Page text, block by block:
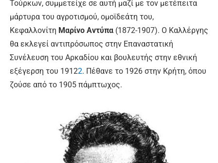
Τούρκων, συμμετείχε σε αυτή μαζί με τον μετέπειτα
μάρτυρα του αγροτισμού, ομοϊδεάτη του,
Κεφαλλονίτη Μαρίνο Αντύπα (1872-1907). Ο Καλλέργης
θα εκλεγεί αντιπρόσωπος στην Επαναστατική
Συνέλευση του Αρκαδίου και βουλευτής στην εθνική
εξέγερση του 19122. Πέθανε το 1926 στην Κρήτη, όπου
ζούσε από το 1905 πάμπτωχος.